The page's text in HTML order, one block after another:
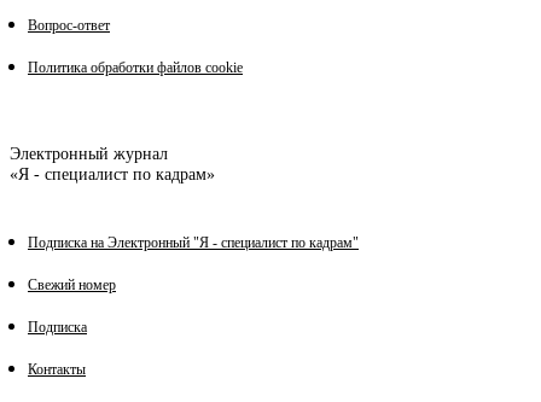
Вопрос-ответ
Политика обработки файлов cookie
Электронный журнал
«Я - специалист по кадрам»
Подписка на Электронный "Я - специалист по кадрам"
Свежий номер
Подписка
Контакты